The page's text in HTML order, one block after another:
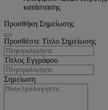
κατάστασης
Προσθήκη Σημείωσης
Προσθέστε Τίτλο Σημείωσης
Τίτλος Εγγράφου
Σημείωση